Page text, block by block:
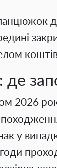
де
2026
у